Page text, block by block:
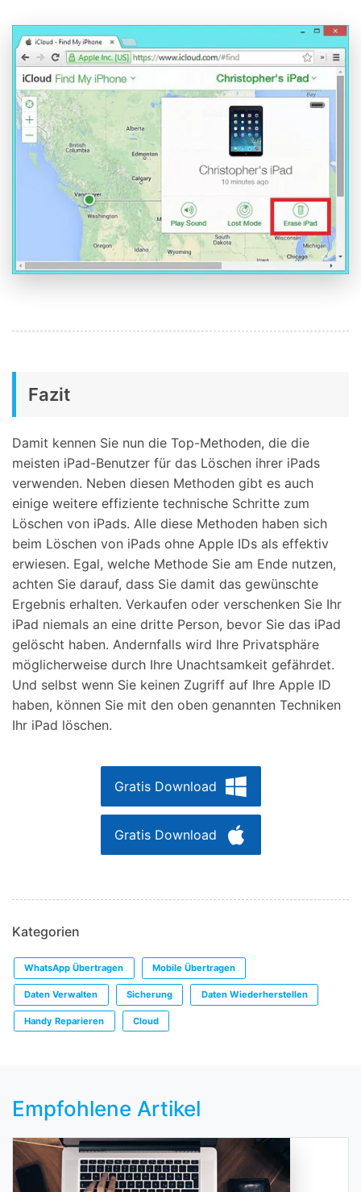
Fazit
Damit kennen Sie nun die Top-Methoden, die die
meisten iPad-Benutzer für das Löschen ihrer iPads
verwenden. Neben diesen Methoden gibt es auch
einige weitere effiziente technische Schritte zum
Löschen von iPads. Alle diese Methoden haben sich
beim Löschen von iPads ohne Apple IDs als effektiv
erwiesen. Egal, welche Methode Sie am Ende nutzen,
achten Sie darauf, dass Sie damit das gewünschte
Ergebnis erhalten. Verkaufen oder verschenken Sie Ihr
iPad niemals an eine dritte Person, bevor Sie das iPad
gelöscht haben. Andernfalls wird Ihre Privatsphäre
möglicherweise durch Ihre Unachtsamkeit gefährdet.
Und selbst wenn Sie keinen Zugriff auf Ihre Apple ID
haben, können Sie mit den oben genannten Techniken
Ihr iPad löschen.
Gratis Download
Gratis Download
Kategorien
WhatsApp Übertragen Mobile Übertragen
Daten Verwalten Sicherung Daten Wiederherstellen
Handy Reparieren Cloud
Empfohlene Artikel